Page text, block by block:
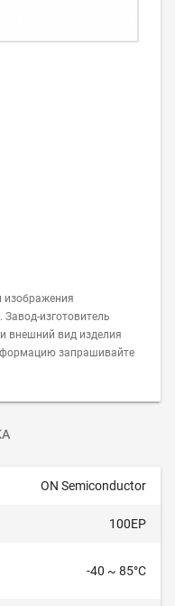
изображения
изготовитель
внешний вид изделия
запрашивайте
ON Semiconductor
100EP
-40 ~ 85°C